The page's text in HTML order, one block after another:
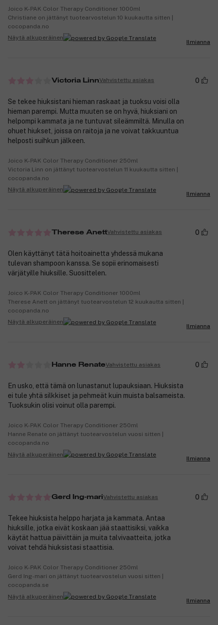
Joico K-PAK Color Therapy Conditioner 1000ml
Christiane on jättänyt tuotearvostelun 10 kuukautta sitten |
cocopanda.no
Näytä alkuperäinen
Ilmianna
Victoria LinnVahvistettu asiakas 0
Se tekee hiuksistani hieman raskaat ja tuoksu voisi olla
hieman parempi. Mutta muuten se on hyvä, hiuksiani on
helpompi kammata ja ne tuntuvat sileämmiltä. Minulla on
ohuet hiukset, joissa on raitoja ja ne voivat takkuuntua
helposti suihkun jälkeen.
Joico K-PAK Color Therapy Conditioner 250ml
Victoria Linn on jättänyt tuotearvostelun 11 kuukautta sitten |
cocopanda.no
Näytä alkuperäinen
Ilmianna
Therese AnettVahvistettu asiakas 0
Olen käyttänyt tätä hoitoainetta yhdessä mukana
tulevan shampoon kanssa. Se sopii erinomaisesti
värjätyille hiuksille. Suosittelen.
Joico K-PAK Color Therapy Conditioner 1000ml
Therese Anett on jättänyt tuotearvostelun 12 kuukautta sitten |
cocopanda.no
Näytä alkuperäinen
Ilmianna
Hanne RenateVahvistettu asiakas 0
En usko, että tämä on lunastanut lupauksiaan. Hiuksista
ei tule yhtä silkkiset ja pehmeät kuin muista balsameista.
Tuoksukin olisi voinut olla parempi.
Joico K-PAK Color Therapy Conditioner 250ml
Hanne Renate on jättänyt tuotearvostelun vuosi sitten |
cocopanda.no
Näytä alkuperäinen
Ilmianna
Gerd Ing-mariVahvistettu asiakas 0
Tekee hiuksista helppo harjata ja kammata. Antaa
hiuksille, jotka eivät koskaan jää staattisiksi, vaikka
käytät hattua päivittäin ja muita talvivaatteita, jotka
voivat tehdä hiuksistasi staattisia.
Joico K-PAK Color Therapy Conditioner 250ml
Gerd Ing-mari on jättänyt tuotearvostelun vuosi sitten |
cocopanda.se
Näytä alkuperäinen
Ilmianna